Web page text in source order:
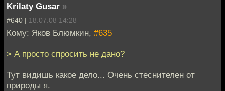
Krilaty Gusar »
#640 | 18.07.08 14:28
Кому: Яков Блюмкин, #635
> А просто спросить не дано?
Тут видишь какое дело... Очень стеснителен от
природы я.